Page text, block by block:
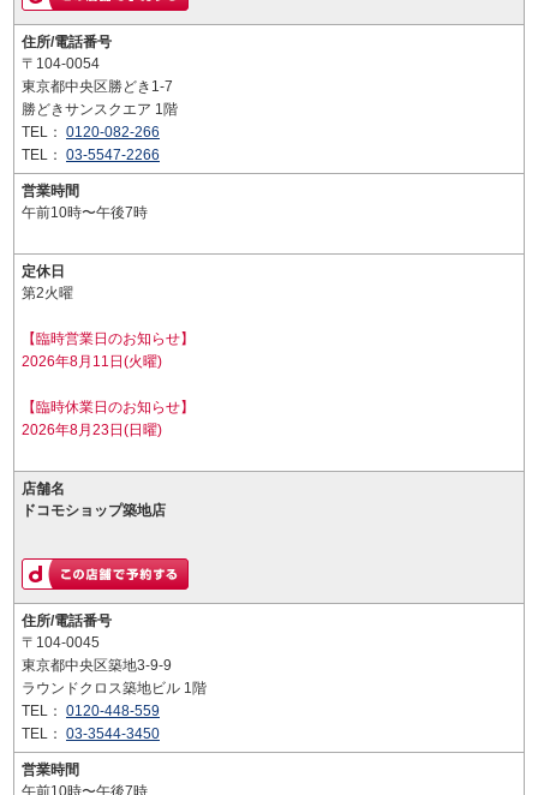
住所/電話番号
〒104-0054
東京都中央区勝どき1-7
勝どきサンスクエア 1階
TEL： 0120-082-266
TEL： 03-5547-2266
営業時間
午前10時〜午後7時
定休日
第2火曜
【臨時営業日のお知らせ】
2026年8月11日(火曜)
【臨時休業日のお知らせ】
2026年8月23日(日曜)
店舗名
ドコモショップ築地店
住所/電話番号
〒104-0045
東京都中央区築地3-9-9
ラウンドクロス築地ビル 1階
TEL： 0120-448-559
TEL： 03-3544-3450
営業時間
午前10時〜午後7時